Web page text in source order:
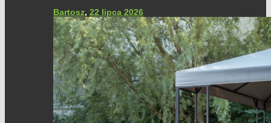
Bartosz, 22 lipca 2026